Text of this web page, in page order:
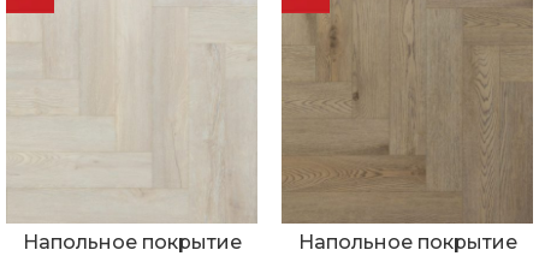
Напольное покрытие
Напольное покрытие